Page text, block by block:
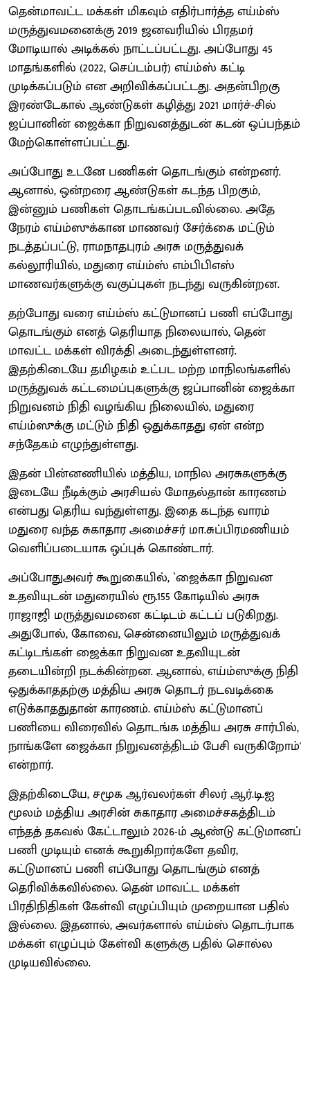
தென்மாவட்ட மக்கள் மிகவும் எதிர்பார்த்த எய்ம்ஸ்
மருத்துவமனைக்கு 2019 ஜனவரியில் பிரதமர்
மோடியால் அடிக்கல் நாட்டப்பட்டது. அப்போது 45
மாதங்களில் (2022, செப்டம்பர்) எய்ம்ஸ் கட்டி
முடிக்கப்படும் என அறிவிக்கப்பட்டது. அதன்பிறகு
இரண்டேகால் ஆண்டுகள் கழித்து 2021 மார்ச்-சில்
ஜப்பானின் ஜைக்கா நிறுவனத்துடன் கடன் ஒப்பந்தம்
மேற்கொள்ளப்பட்டது.
அப்போது உடனே பணிகள் தொடங்கும் என்றனர்.
ஆனால், ஒன்றரை ஆண்டுகள் கடந்த பிறகும்,
இன்னும் பணிகள் தொடங்கப்படவில்லை. அதே
நேரம் எய்ம்ஸுக்கான மாணவர் சேர்க்கை மட்டும்
நடத்தப்பட்டு, ராமநாதபுரம் அரசு மருத்துவக்
கல்லூரியில், மதுரை எய்ம்ஸ் எம்பிபிஎஸ்
மாணவர்களுக்கு வகுப்புகள் நடந்து வருகின்றன.
தற்போது வரை எய்ம்ஸ் கட்டுமானப் பணி எப்போது
தொடங்கும் எனத் தெரியாத நிலையால், தென்
மாவட்ட மக்கள் விரக்தி அடைந்துள்ளனர்.
இதற்கிடையே தமிழகம் உட்பட மற்ற மாநிலங்களில்
மருத்துவக் கட்டமைப்புகளுக்கு ஜப்பானின் ஜைக்கா
நிறுவனம் நிதி வழங்கிய நிலையில், மதுரை
எய்ம்ஸுக்கு மட்டும் நிதி ஒதுக்காதது ஏன் என்ற
சந்தேகம் எழுந்துள்ளது.
இதன் பின்னணியில் மத்திய, மாநில அரசுகளுக்கு
இடையே நீடிக்கும் அரசியல் மோதல்தான் காரணம்
என்பது தெரிய வந்துள்ளது. இதை கடந்த வாரம்
மதுரை வந்த சுகாதார அமைச்சர் மா.சுப்பிரமணியம்
வெளிப்படையாக ஒப்புக் கொண்டார்.
அப்போதுஅவர் கூறுகையில், `ஜைக்கா நிறுவன
உதவியுடன் மதுரையில் ரூ.155 கோடியில் அரசு
ராஜாஜி மருத்துவமனை கட்டிடம் கட்டப் படுகிறது.
அதுபோல், கோவை, சென்னையிலும் மருத்துவக்
கட்டிடங்கள் ஜைக்கா நிறுவன உதவியுடன்
தடையின்றி நடக்கின்றன. ஆனால், எய்ம்ஸுக்கு நிதி
ஒதுக்காததற்கு மத்திய அரசு தொடர் நடவடிக்கை
எடுக்காததுதான் காரணம். எய்ம்ஸ் கட்டுமானப்
பணியை விரைவில் தொடங்க மத்திய அரசு சார்பில்,
நாங்களே ஜைக்கா நிறுவனத்திடம் பேசி வருகிறோம்'
என்றார்.
இதற்கிடையே, சமூக ஆர்வலர்கள் சிலர் ஆர்.டி.ஐ
மூலம் மத்திய அரசின் சுகாதார அமைச்சகத்திடம்
எந்தத் தகவல் கேட்டாலும் 2026-ம் ஆண்டு கட்டுமானப்
பணி முடியும் எனக் கூறுகிறார்களே தவிர,
கட்டுமானப் பணி எப்போது தொடங்கும் எனத்
தெரிவிக்கவில்லை. தென் மாவட்ட மக்கள்
பிரதிநிதிகள் கேள்வி எழுப்பியும் முறையான பதில்
இல்லை. இதனால், அவர்களால் எய்ம்ஸ் தொடர்பாக
மக்கள் எழுப்பும் கேள்வி களுக்கு பதில் சொல்ல
முடியவில்லை.